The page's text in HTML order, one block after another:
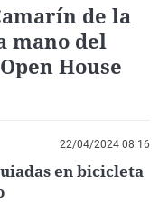
de la
mano del
House
22/04/2024 08:16
en bicicleta